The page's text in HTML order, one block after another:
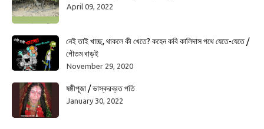
April 09, 2022
নেই তাই খাচ্ছ, থাকলে কী খেতে? কহেন কবি কালিদাস পথে যেতে-যেতে /
গৌতম বাড়ই
November 29, 2020
ষষ্ঠীপূজা / ভাস্করব্রত পতি
January 30, 2022